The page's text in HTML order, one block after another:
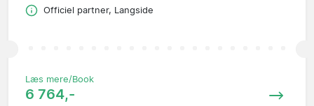
Officiel partner, Langside
Læs mere/Book
6 764,-